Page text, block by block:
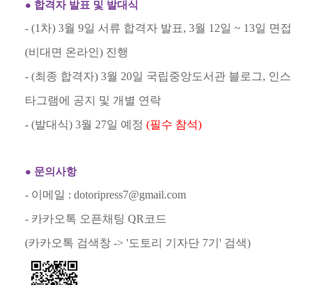
● 합격자 발표 및 발대식
- (1 차) 3월 9일 서류 합격자 발표, 3월 12일 ~ 13일 면접
(비대면 온라인 ) 진행
- (최종 합격자) 3월 20일 국립중앙도서관 블로그, 인스
타그램에 공지 및 개별 연락
- (발대식) 3월 27일 예정 (필수 참석)
● 문의사항
- 이메일 : dotoripress7@gmail.com
- 카카오톡 오픈채팅 QR 코드
(카카오톡 검색창 -> '도토리 기자단 7기 ' 검색)